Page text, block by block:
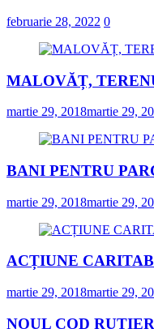
februarie 28, 2022 0
MALOVĂȚ,
martie 29, 2018martie 29,
BANI PENTRU
martie 29, 2018martie 29,
ACȚIUNE
martie 29, 2018martie 29,
NOUL COD